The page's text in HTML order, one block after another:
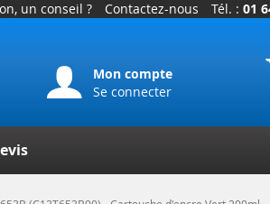
un conseil ? Contactez-nous Tél. : 01
Mon compte
Se connecter